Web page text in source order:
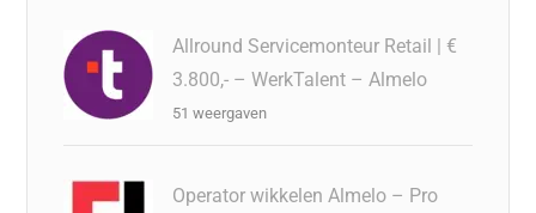
Allround Servicemonteur Retail | €
3.800,- – WerkTalent – Almelo
51 weergaven
Operator wikkelen Almelo – Pro